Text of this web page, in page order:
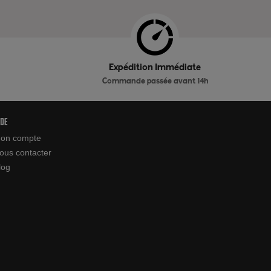
Expédition Immédiate
Commande passée avant 14h
compte
contacter